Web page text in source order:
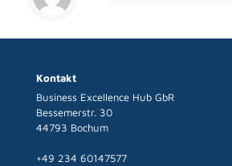
Kontakt
Business Excellence Hub GbR
Bessemerstr. 30
44793 Bochum
+49 234 60147577